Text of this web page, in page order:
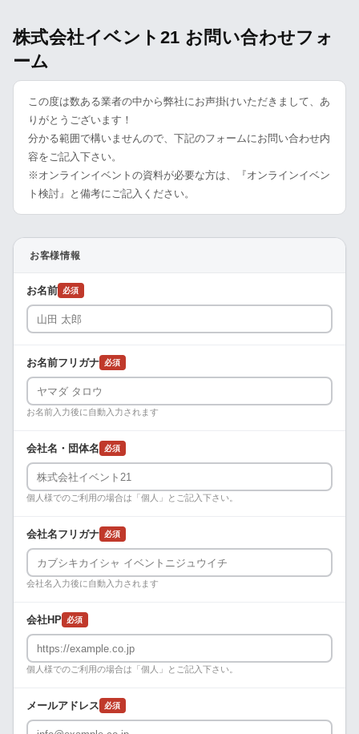
株式会社イベント21 お問い合わせフォ
ーム
この度は数ある業者の中から弊社にお声掛けいただきまして、あ
りがとうございます！
分かる範囲で構いませんので、下記のフォームにお問い合わせ内
容をご記入下さい。
※オンラインイベントの資料が必要な方は、『オンラインイベン
ト検討』と備考にご記入ください。
お客様情報
お名前 必須
お名前フリガナ 必須
お名前入力後に自動入力されます
会社名・団体名 必須
個人様でのご利用の場合は「個人」とご記入下さい。
会社名フリガナ 必須
会社名入力後に自動入力されます
会社HP 必須
個人様でのご利用の場合は「個人」とご記入下さい。
メールアドレス 必須